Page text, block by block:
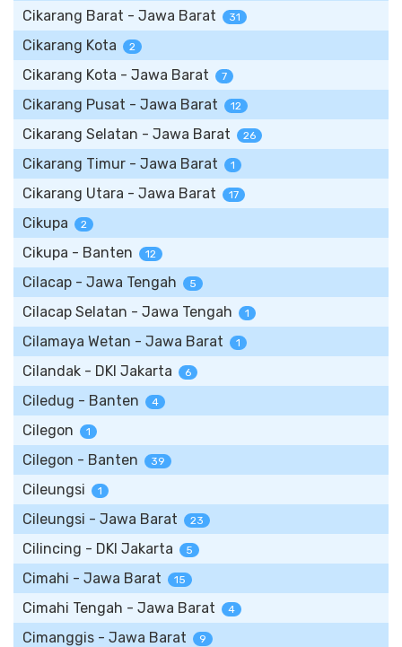
Cikarang Barat - Jawa Barat 31
Cikarang Kota 2
Cikarang Kota - Jawa Barat 7
Cikarang Pusat - Jawa Barat 12
Cikarang Selatan - Jawa Barat 26
Cikarang Timur - Jawa Barat 1
Cikarang Utara - Jawa Barat 17
Cikupa 2
Cikupa - Banten 12
Cilacap - Jawa Tengah 5
Cilacap Selatan - Jawa Tengah 1
Cilamaya Wetan - Jawa Barat 1
Cilandak - DKI Jakarta 6
Ciledug - Banten 4
Cilegon 1
Cilegon - Banten 39
Cileungsi 1
Cileungsi - Jawa Barat 23
Cilincing - DKI Jakarta 5
Cimahi - Jawa Barat 15
Cimahi Tengah - Jawa Barat 4
Cimanggis - Jawa Barat 9